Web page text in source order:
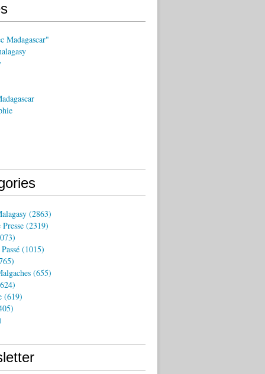
Madagascar"
(2863)
(2319)
(1015)
(655)
(619)